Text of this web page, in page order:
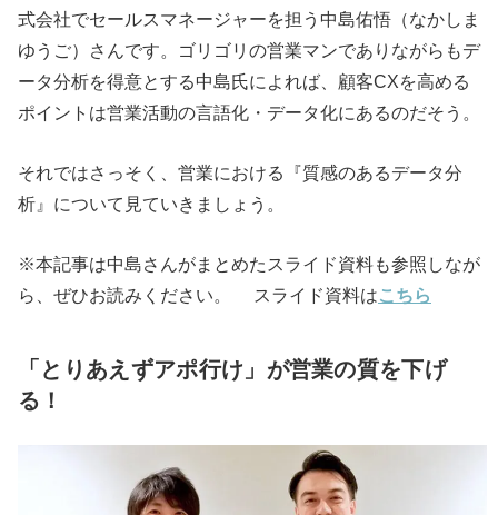
式会社でセールスマネージャーを担う中島佑悟（なかしま
ゆうご）さんです。ゴリゴリの営業マンでありながらもデ
ータ分析を得意とする中島氏によれば、顧客CXを高める
ポイントは営業活動の言語化・データ化にあるのだそう。
それではさっそく、営業における『質感のあるデータ分
析』について見ていきましょう。
※本記事は中島さんがまとめたスライド資料も参照しなが
ら、ぜひお読みください。 スライド資料はこちら
「とりあえずアポ行け」が営業の質を下げ
る！